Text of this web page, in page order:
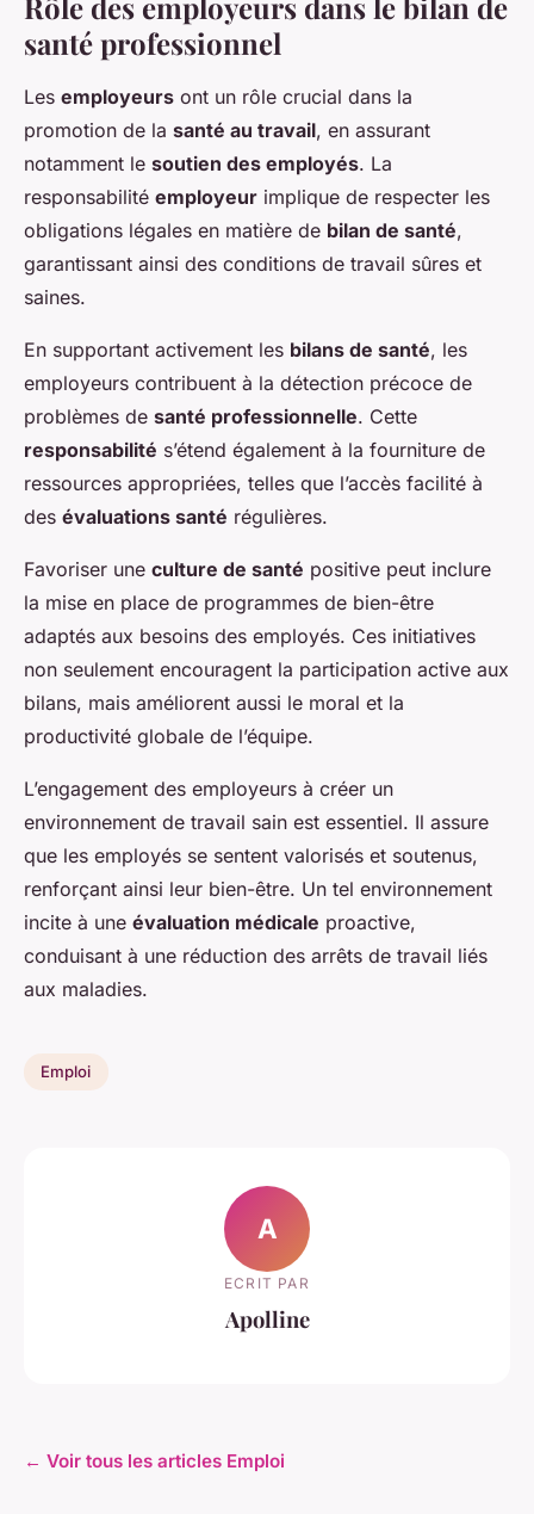
santé professionnel
Les employeurs ont un rôle crucial dans la
promotion de la santé au travail, en assurant
notamment le soutien des employés. La
responsabilité employeur implique de respecter les
obligations légales en matière de bilan de santé,
garantissant ainsi des conditions de travail sûres et
saines.
En supportant activement les bilans de santé, les
employeurs contribuent à la détection précoce de
problèmes de santé professionnelle. Cette
responsabilité s’étend également à la fourniture de
ressources appropriées, telles que l’accès facilité à
des évaluations santé régulières.
Favoriser une culture de santé positive peut inclure
la mise en place de programmes de bien-être
adaptés aux besoins des employés. Ces initiatives
non seulement encouragent la participation active aux
bilans, mais améliorent aussi le moral et la
productivité globale de l’équipe.
L’engagement des employeurs à créer un
environnement de travail sain est essentiel. Il assure
que les employés se sentent valorisés et soutenus,
renforçant ainsi leur bien-être. Un tel environnement
incite à une évaluation médicale proactive,
conduisant à une réduction des arrêts de travail liés
aux maladies.
Emploi
A
ECRIT PAR
Apolline
← Voir tous les articles Emploi